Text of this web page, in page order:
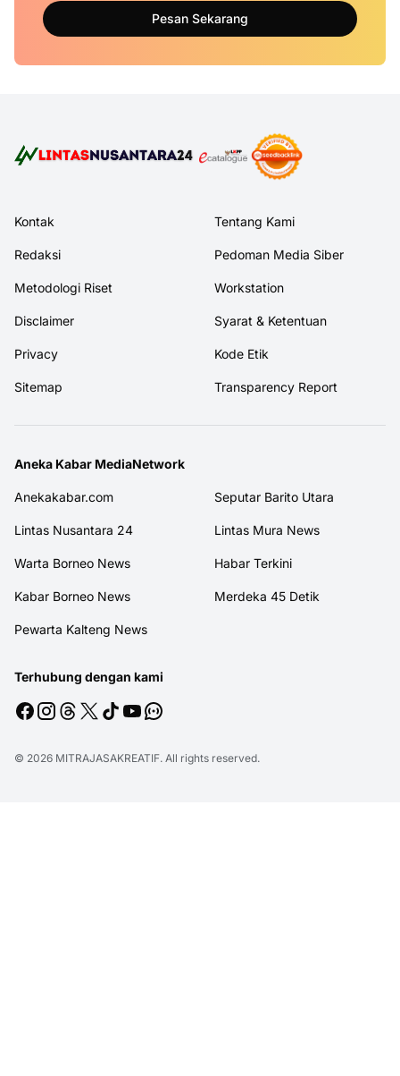
Pesan Sekarang
Kontak Tentang Kami
Redaksi Pedoman Media Siber
Metodologi Riset Workstation
Disclaimer Syarat & Ketentuan
Privacy Kode Etik
Sitemap Transparency Report
Aneka Kabar MediaNetwork
Anekakabar.com Seputar Barito Utara
Lintas Nusantara 24 Lintas Mura News
Warta Borneo News Habar Terkini
Kabar Borneo News Merdeka 45 Detik
Pewarta Kalteng News
Terhubung dengan kami
© 2026 MITRAJASAKREATIF. All rights reserved.